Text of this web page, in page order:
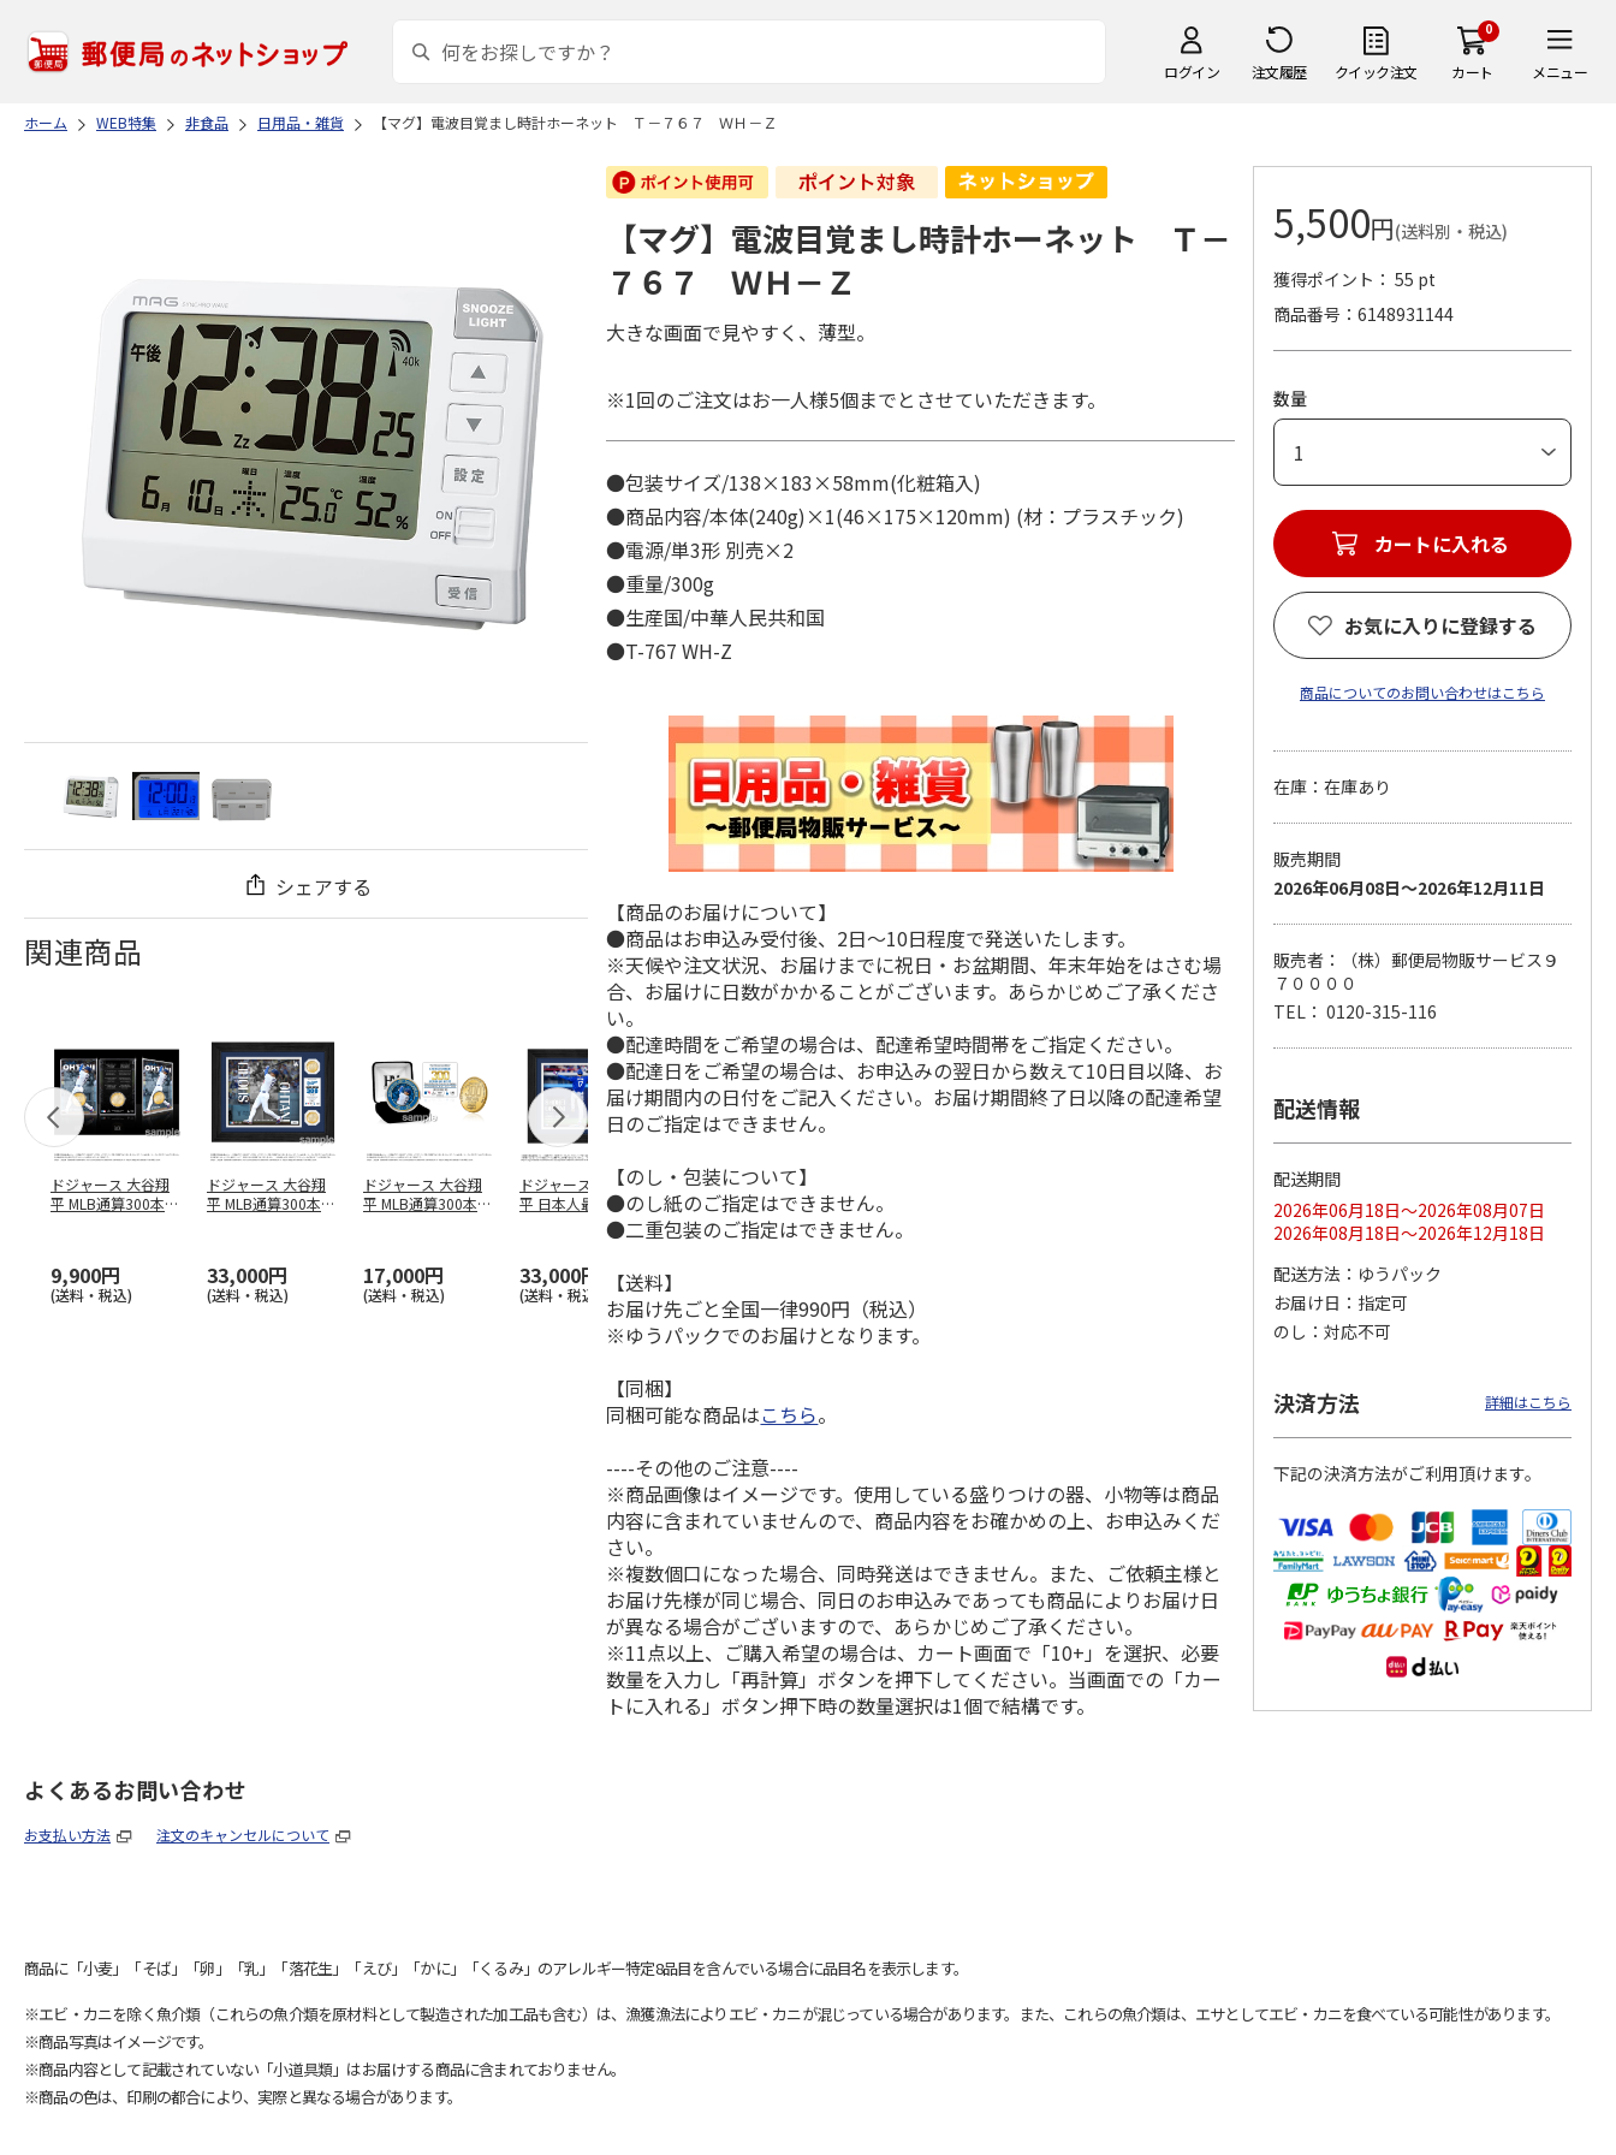
ログイン 注文履歴 クイック注文
0
カート メニュー
ホーム WEB特集 非食品 日用品・雑貨 【マグ】電波目覚まし時計ホーネット Ｔ－７６７ ＷＨ－Ｚ
シェアする
関連商品
ドジャース 大谷翔
平 MLB通算300本塁
9,900円
(送料・税込)
ドジャース 大谷翔
平 MLB通算300本塁
33,000円
(送料・税込)
ドジャース 大谷翔
平 MLB通算300本塁
17,000円
(送料・税込)
ドジャース 大谷翔
平 日本人最多53試
合連続出塁記念 ダ
33,000円
(送料・税込)
MLB ドジャース 大
谷翔平 2026 NL 3・
4月投手…
平 日本人最多53試
合連続出塁記念 コ
イ…
ドジャース 大谷翔
平 日本人最多53試
合連続出塁記念 シ
ル…
17,000円
(送料・税込)
谷翔平 2026 NL 3・
4月投手…
【マグ】電波目覚まし時計ホーネット Ｔ－
７６７ ＷＨ－Ｚ
大きな画面で見やすく、薄型。
※1回のご注文はお一人様5個までとさせていただきます。
●包装サイズ/138×183×58mm(化粧箱入)
●商品内容/本体(240g)×1(46×175×120mm) (材：プラスチック)
●電源/単3形 別売×2
●重量/300g
●生産国/中華人民共和国
●T-767 WH-Z
【商品のお届けについて】
●商品はお申込み受付後、2日～10日程度で発送いたします。
※天候や注文状況、お届けまでに祝日・お盆期間、年末年始をはさむ場
合、お届けに日数がかかることがございます。あらかじめご了承くださ
い。
●配達時間をご希望の場合は、配達希望時間帯をご指定ください。
●配達日をご希望の場合は、お申込みの翌日から数えて10日目以降、お
届け期間内の日付をご記入ください。お届け期間終了日以降の配達希望
日のご指定はできません。
【のし・包装について】
●のし紙のご指定はできません。
●二重包装のご指定はできません。
【送料】
お届け先ごと全国一律990円（税込）
※ゆうパックでのお届けとなります。
【同梱】
同梱可能な商品はこちら。
----その他のご注意----
※商品画像はイメージです。使用している盛りつけの器、小物等は商品
内容に含まれていませんので、商品内容をお確かめの上、お申込みくだ
さい。
※複数個口になった場合、同時発送はできません。また、ご依頼主様と
お届け先様が同じ場合、同日のお申込みであっても商品によりお届け日
が異なる場合がございますので、あらかじめご了承ください。
※11点以上、ご購入希望の場合は、カート画面で「10+」を選択、必要
数量を入力し「再計算」ボタンを押下してください。当画面での「カー
トに入れる」ボタン押下時の数量選択は1個で結構です。
5,500円(送料別・税込)
獲得ポイント： 55 pt
商品番号
6148931144
数量
カートに入れる
お気に入りに登録する
商品についてのお問い合わせはこちら
在庫：在庫あり
販売期間
2026年06月08日～2026年12月11日
販売者：（株）郵便局物販サービス９
７００００
TEL： 0120-315-116
配送情報
配送期間
2026年06月18日～2026年08月07日
2026年08月18日～2026年12月18日
配送方法
ゆうパック
お届け日
指定可
のし
対応不可
決済方法 詳細はこちら
下記の決済方法がご利用頂けます。
よくあるお問い合わせ
お支払い方法 注文のキャンセルについて
商品に「小麦」「そば」「卵」「乳」「落花生」「えび」「かに」「くるみ」のアレルギー特定8品目を含んでいる場合に品目名を表示します。
※エビ・カニを除く魚介類（これらの魚介類を原材料として製造された加工品も含む）は、漁獲漁法によりエビ・カニが混じっている場合があります。また、これらの魚介類は、エサとしてエビ・カニを食べている可能性があります。
※商品写真はイメージです。
※商品内容として記載されていない「小道具類」はお届けする商品に含まれておりません。
※商品の色は、印刷の都合により、実際と異なる場合があります。